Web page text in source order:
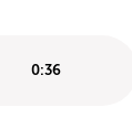
0:36